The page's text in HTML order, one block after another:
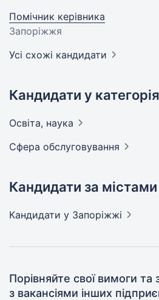
Помічник керівника
Запоріжжя
Усі схожі кандидати
Кандидати у
Освіта, наука
Сфера обслуговування
Кандидати за містами
Кандидати у Запоріжжі
Порівняйте свої вимоги та
з вакансіями інших